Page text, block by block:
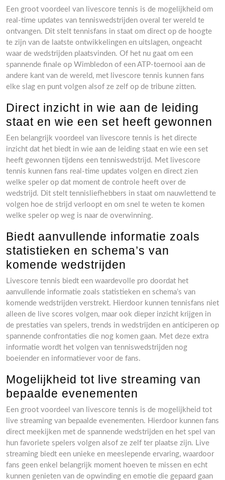
Een groot voordeel van livescore tennis is de mogelijkheid om
real-time updates van tenniswedstrijden overal ter wereld te
ontvangen. Dit stelt tennisfans in staat om direct op de hoogte
te zijn van de laatste ontwikkelingen en uitslagen, ongeacht
waar de wedstrijden plaatsvinden. Of het nu gaat om een
spannende finale op Wimbledon of een ATP-toernooi aan de
andere kant van de wereld, met livescore tennis kunnen fans
elke slag en punt volgen alsof ze zelf op de tribune zitten.
Direct inzicht in wie aan de leiding
staat en wie een set heeft gewonnen
Een belangrijk voordeel van livescore tennis is het directe
inzicht dat het biedt in wie aan de leiding staat en wie een set
heeft gewonnen tijdens een tenniswedstrijd. Met livescore
tennis kunnen fans real-time updates volgen en direct zien
welke speler op dat moment de controle heeft over de
wedstrijd. Dit stelt tennisliefhebbers in staat om nauwlettend te
volgen hoe de strijd verloopt en om snel te weten te komen
welke speler op weg is naar de overwinning.
Biedt aanvullende informatie zoals
statistieken en schema’s van
komende wedstrijden
Livescore tennis biedt een waardevolle pro doordat het
aanvullende informatie zoals statistieken en schema’s van
komende wedstrijden verstrekt. Hierdoor kunnen tennisfans niet
alleen de live scores volgen, maar ook dieper inzicht krijgen in
de prestaties van spelers, trends in wedstrijden en anticiperen op
spannende confrontaties die nog komen gaan. Met deze extra
informatie wordt het volgen van tenniswedstrijden nog
boeiender en informatiever voor de fans.
Mogelijkheid tot live streaming van
bepaalde evenementen
Een groot voordeel van livescore tennis is de mogelijkheid tot
live streaming van bepaalde evenementen. Hierdoor kunnen fans
direct meekijken met de spannende wedstrijden en het spel van
hun favoriete spelers volgen alsof ze zelf ter plaatse zijn. Live
streaming biedt een unieke en meeslepende ervaring, waardoor
fans geen enkel belangrijk moment hoeven te missen en echt
kunnen genieten van de opwinding en emotie die gepaard gaan